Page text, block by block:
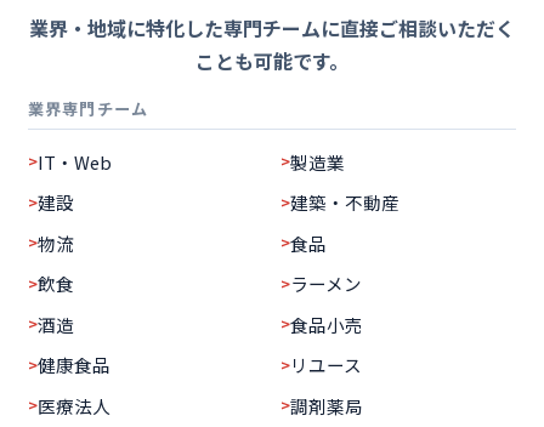
業界・地域に特化した専門チームに直接ご相談いただく
ことも可能です。
業界専門チーム
IT・Web
製造業
建設
建築・不動産
物流
食品
飲食
ラーメン
酒造
食品小売
健康食品
リユース
医療法人
調剤薬局